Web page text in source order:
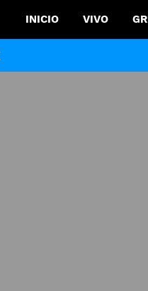
INICIO VIVO